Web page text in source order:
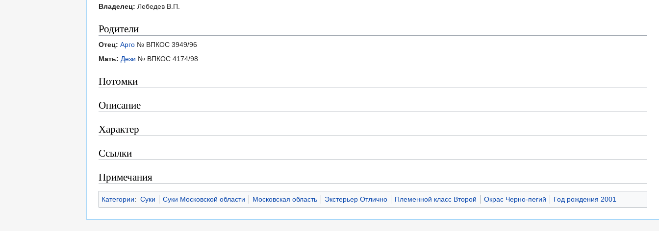
Владелец: Лебедев В.П.
Родители
Отец: Арго № ВПКОС 3949/96
Мать: Дези № ВПКОС 4174/98
Потомки
Описание
Характер
Ссылки
Примечания
Категории: Суки Суки Московской области Московская область Экстерьер Отлично Племенной класс Второй Окрас Черно-пегий Год рождения 2001